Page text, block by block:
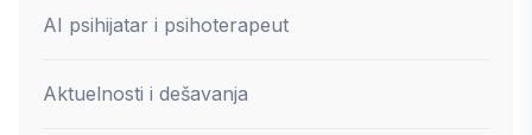
AI psihijatar i psihoterapeut
Aktuelnosti i dešavanja